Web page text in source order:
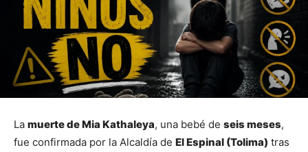
La muerte de Mia Kathaleya, una bebé de seis meses,
fue confirmada por la Alcaldía de El Espinal (Tolima) tras